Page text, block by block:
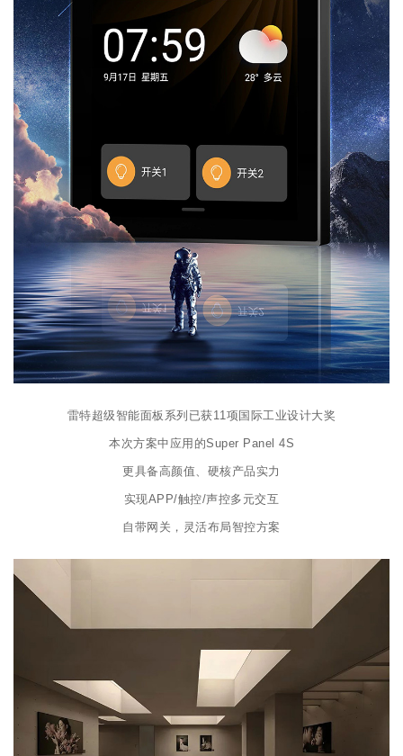
雷特超级智能面板系列已获11项国际工业设计大奖
本次方案中应用的Super Panel 4S
更具备高颜值、硬核产品实力
实现APP/触控/声控多元交互
自带网关，灵活布局智控方案